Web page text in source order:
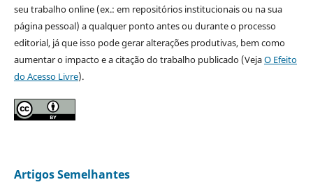
seu trabalho online (ex.: em repositórios institucionais ou na sua
página pessoal) a qualquer ponto antes ou durante o processo
editorial, já que isso pode gerar alterações produtivas, bem como
aumentar o impacto e a citação do trabalho publicado (VejaO Efeito
do Acesso Livre).
Artigos Semelhantes